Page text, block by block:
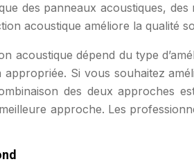
des panneaux acoustiques,
acoustique améliore la qualité
acoustique dépend du type
appropriée. Si vous souhaitez
des deux approches
approche. Les